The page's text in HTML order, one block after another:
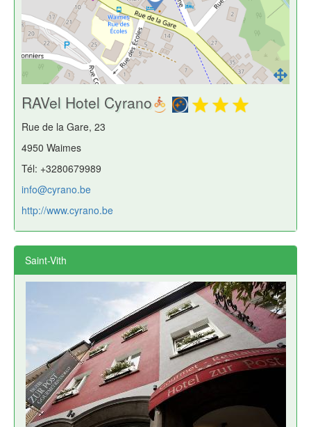
RAVel Hotel Cyrano
Rue de la Gare, 23
4950 Waimes
Tél: +3280679989
info@cyrano.be
http://www.cyrano.be
Saint-Vith